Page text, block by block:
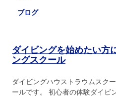
ブログ
ダイビングを始めたい方
ングスクール
ダイビングハウストラウムスク
ールです。 初心者の体験ダイビ